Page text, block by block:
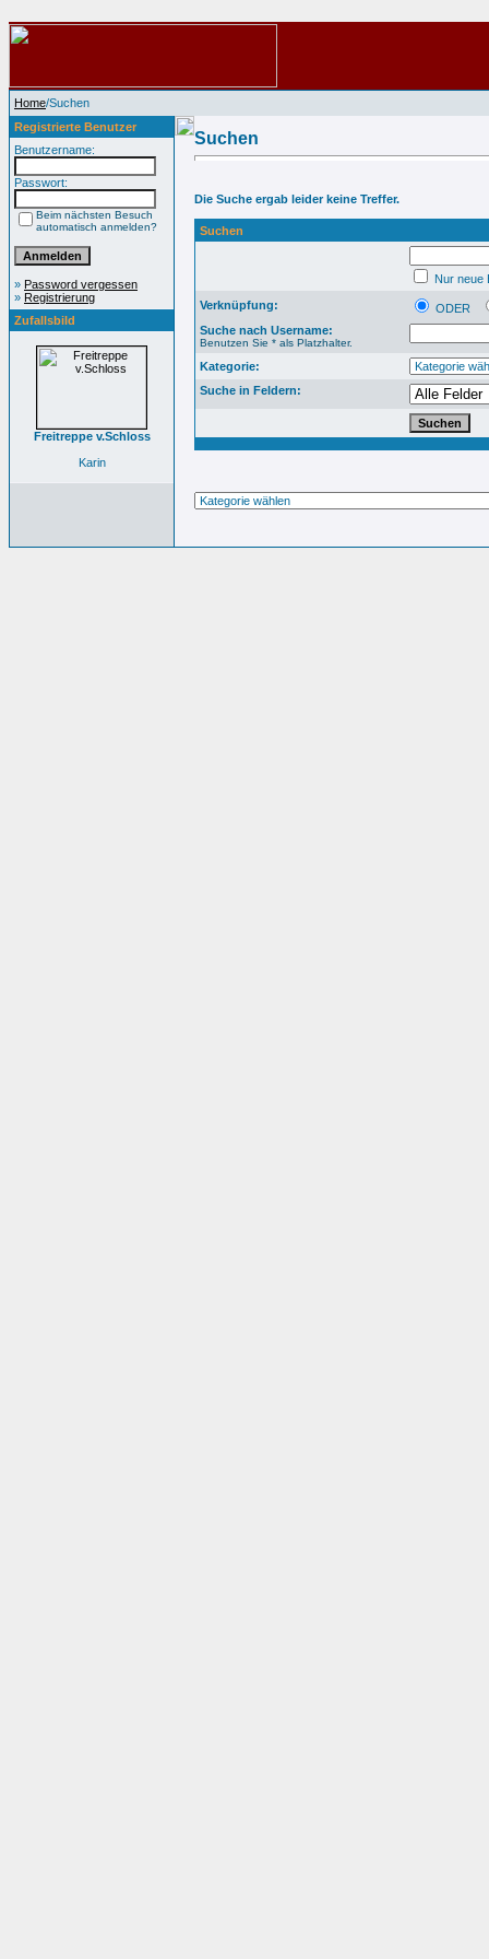
Home/Suchen
Registrierte Benutzer
Benutzername:
Passwort:
Beim nächsten Besuch
automatisch anmelden?
» Password vergessen
» Registrierung
Zufallsbild
Freitreppe v.Schloss
Karin
Suchen
Die Suche ergab leider keine Treffer.
Suchen
Nur neue
Verknüpfung:
ODER
Suche nach Username:
Benutzen Sie * als Platzhalter.
Kategorie:
Suche in Feldern: